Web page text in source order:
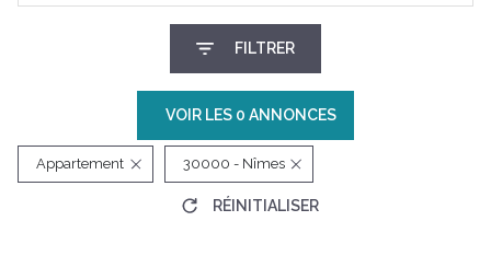
FILTRER
VOIR LES 0 ANNONCES
Appartement 30000 - Nîmes
RÉINITIALISER